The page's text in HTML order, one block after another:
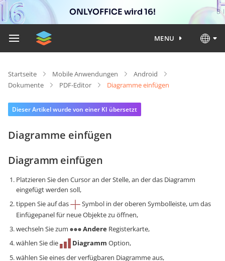
ONLYOFFICE wird 16!
MENU
Startseite Mobile Anwendungen
Android
Dokumente
PDF-Editor Diagramme einfügen
Dieser Artikel wurde von einer KI übersetzt
Diagramme einfügen
Diagramm einfügen
Platzieren Sie den Cursor an der Stelle, an der das Diagramm
eingefügt werden soll,
tippen Sie auf das
Symbol in der oberen Symbolleiste, um das
Einfügepanel für neue Objekte zu öffnen,
wechseln Sie zum
Andere Registerkarte,
wählen Sie die
Diagramm Option,
wählen Sie eines der verfügbaren Diagramme aus,